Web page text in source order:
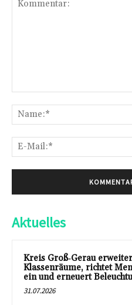
Aktuelles
Kreis Groß‑Gerau
Klassenräume, richtet
ein und erneuert
31.07.2026